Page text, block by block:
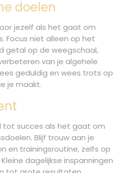
doelen
jezelf als het gaat om
Focus niet alleen op het
getal op de weegschaal,
van je algehele
geduldig en wees trots op
je maakt.
tot succes als het gaat om
Blijf trouw aan je
en trainingsroutine, zelfs op
dagelijkse inspanningen